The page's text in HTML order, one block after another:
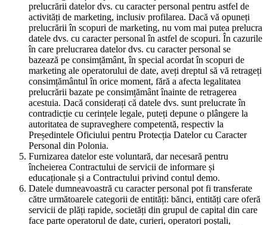
prelucrării datelor dvs. cu caracter personal pentru astfel de
activități de marketing, inclusiv profilarea. Dacă vă opuneți
prelucrării în scopuri de marketing, nu vom mai putea prelucra
datele dvs. cu caracter personal în astfel de scopuri. În cazurile
în care prelucrarea datelor dvs. cu caracter personal se
bazează pe consimțământ, în special acordat în scopuri de
marketing ale operatorului de date, aveți dreptul să vă retrageți
consimțământul în orice moment, fără a afecta legalitatea
prelucrării bazate pe consimțământ înainte de retragerea
acestuia. Dacă considerați că datele dvs. sunt prelucrate în
contradicție cu cerințele legale, puteți depune o plângere la
autoritatea de supraveghere competentă, respectiv la
Președintele Oficiului pentru Protecția Datelor cu Caracter
Personal din Polonia.
Furnizarea datelor este voluntară, dar necesară pentru
încheierea Contractului de servicii de informare și
educaționale și a Contractului privind contul demo.
Datele dumneavoastră cu caracter personal pot fi transferate
către următoarele categorii de entități: bănci, entități care oferă
servicii de plăți rapide, societăți din grupul de capital din care
face parte operatorul de date, curieri, operatori poștali,